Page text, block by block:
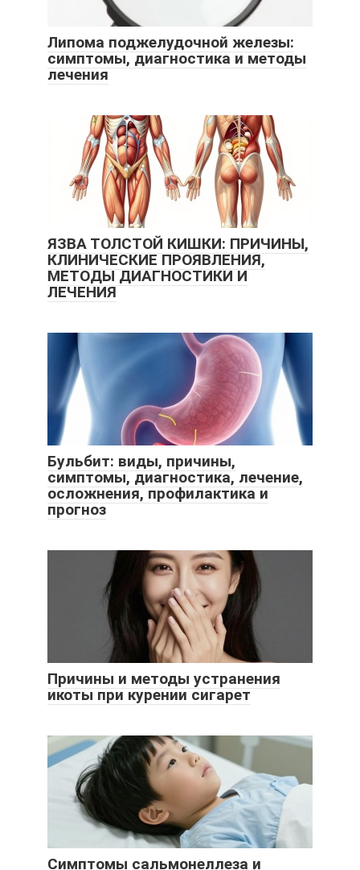
Липома поджелудочной железы:
симптомы, диагностика и методы
лечения
ЯЗВА ТОЛСТОЙ КИШКИ: ПРИЧИНЫ,
КЛИНИЧЕСКИЕ ПРОЯВЛЕНИЯ,
МЕТОДЫ ДИАГНОСТИКИ И
ЛЕЧЕНИЯ
Бульбит: виды, причины,
симптомы, диагностика, лечение,
осложнения, профилактика и
прогноз
Причины и методы устранения
икоты при курении сигарет
Симптомы сальмонеллеза и